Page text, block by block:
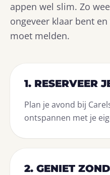
appen wel slim. Zo
ongeveer klaar bent
moet melden.
1. RESERVEER
Plan je avond bij
ontspannen met je
2. GENIET